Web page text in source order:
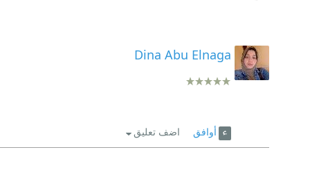
Dina Abu Elnaga
أوافق اضف تعليق